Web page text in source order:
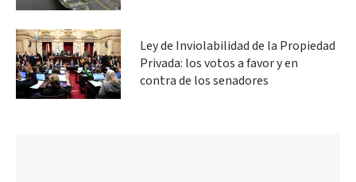
Ley de Inviolabilidad de la Propiedad
Privada: los votos a favor y en
contra de los senadores